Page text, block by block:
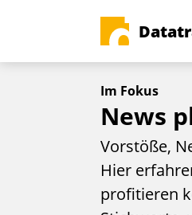
Im Fokus
News
Vorstöße,
Hier
profitieren